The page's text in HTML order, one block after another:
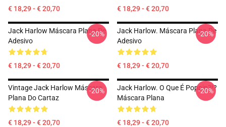
€ 18,29 - € 20,70 € 18,29 - € 20,70
Jack Harlow Máscara Plana De
Adesivo
€ 18,29 - € 20,70
-20%
Jack Harlow. Máscara Plana De
Adesivo
€ 18,29 - € 20,70
-20%
Vintage Jack Harlow Máscara
Plana Do Cartaz
€ 18,29 - € 20,70
-20%
Jack Harlow. O Que É Poppin?!?
Máscara Plana
€ 18,29 - € 20,70
-20%